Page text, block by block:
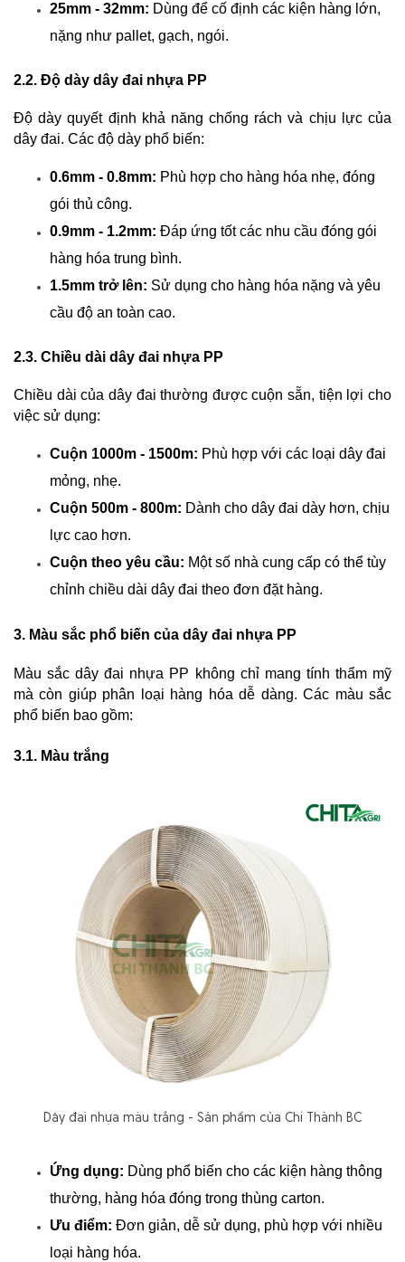
25mm - 32mm: Dùng để cố định các kiện hàng lớn,
nặng như pallet, gạch, ngói.
2.2. Độ dày dây đai nhựa PP
Độ dày quyết định khả năng chống rách và chịu lực của
dây đai. Các độ dày phổ biến:
0.6mm - 0.8mm: Phù hợp cho hàng hóa nhẹ, đóng
gói thủ công.
0.9mm - 1.2mm: Đáp ứng tốt các nhu cầu đóng gói
hàng hóa trung bình.
1.5mm trở lên: Sử dụng cho hàng hóa nặng và yêu
cầu độ an toàn cao.
2.3. Chiều dài dây đai nhựa PP
Chiều dài của dây đai thường được cuộn sẵn, tiện lợi cho
việc sử dụng:
Cuộn 1000m - 1500m: Phù hợp với các loại dây đai
mỏng, nhẹ.
Cuộn 500m - 800m: Dành cho dây đai dày hơn, chịu
lực cao hơn.
Cuộn theo yêu cầu: Một số nhà cung cấp có thể tùy
chỉnh chiều dài dây đai theo đơn đặt hàng.
3. Màu sắc phổ biến của dây đai nhựa PP
Màu sắc dây đai nhựa PP không chỉ mang tính thẩm mỹ
mà còn giúp phân loại hàng hóa dễ dàng. Các màu sắc
phổ biến bao gồm:
3.1. Màu trắng
Dây đai nhựa màu trắng - Sản phẩm của Chí Thành BC
Ứng dụng: Dùng phổ biến cho các kiện hàng thông
thường, hàng hóa đóng trong thùng carton.
Ưu điểm: Đơn giản, dễ sử dụng, phù hợp với nhiều
loại hàng hóa.